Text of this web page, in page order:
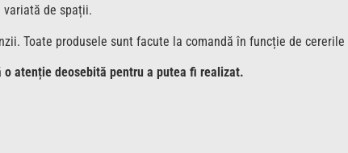
variată de spații.
Toate produsele sunt facute la comandă în funcție de
atenție deosebită pentru a putea fi realizat.